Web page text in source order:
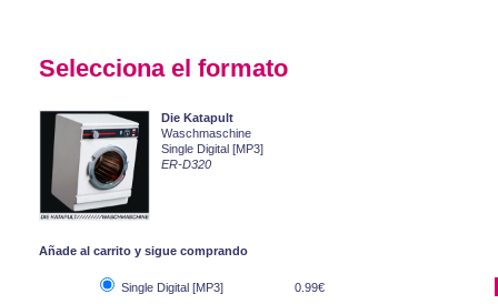
Selecciona el formato
Die Katapult
Waschmaschine
Single Digital [MP3]
ER-D320
Añade al carrito y sigue comprando
Single Digital [MP3] 0.99€